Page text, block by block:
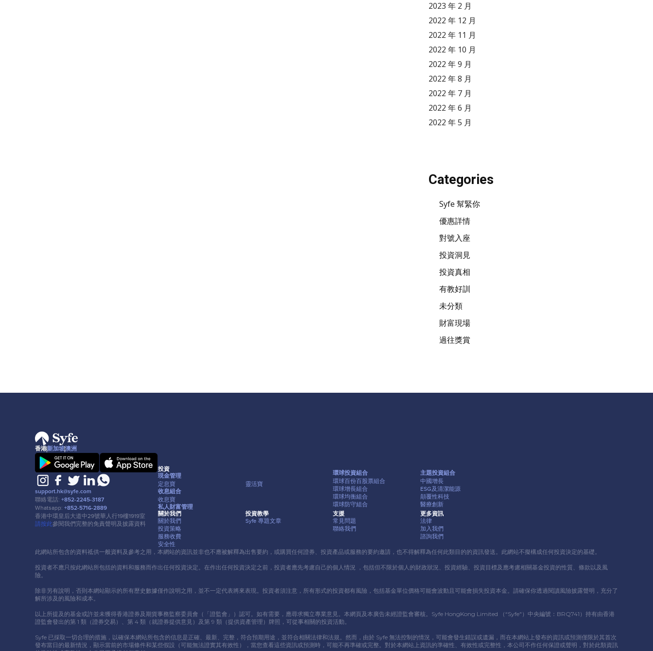
2023 年 2 月
2022 年 12 月
2022 年 11 月
2022 年 10 月
2022 年 9 月
2022 年 8 月
2022 年 7 月
2022 年 6 月
2022 年 5 月
Categories
Syfe 幫緊你
優惠詳情
對號入座
投資洞見
投資真相
有教好訓
未分類
財富現場
過往獎賞
香港新加坡澳洲
support.hk@syfe.com
聯絡電話: +852-2245-3187
Whatsapp: +852-5716-2889
香港中環皇后⼤道中29號華⼈⾏19樓1919室
請按此參閱我們完整的免責聲明及披露資料
投資
現⾦管理
定息寶 靈活寶
收息組合
收息寶
私⼈財富管理
環球投資組合
環球百份百股票組合
環球增長組合
環球均衡組合
環球防守組合
主題投資組合
中國增長
ESG及清潔能源
顛覆性科技
醫療創新
關於我們
關於我們
投資策略
服務收費
安全性
投資教學
Syfe 專題⽂章
⽀援
常⾒問題
聯絡我們
更多資訊
法律
加入我們
諮詢我們
此網站所包含的資料祗供⼀般資料及參考之⽤，本網站的資訊並非也不應被解釋為出售要約，或購買任何證券、投資產品或服務的要約邀請，也不得解釋為任何此類⽬的的資訊發送。此網站不擬構成任何投資決定的基礎。
投資者不應只按此網站所包括的資料和服務⽽作出任何投資決定。在作出任何投資決定之前，投資者應先考慮⾃⼰的個⼈情況 ，包括但不限於個⼈的財政狀況、投資經驗、投資⽬標及應考慮相關基⾦投資的性質、條款以及風
險。
除非另有說明，否則本網站顯示的所有歷史數據僅作說明之⽤，並不⼀定代表將來表現。投資者須注意，所有形式的投資都有風險，包括基⾦單位價格可能會波動且可能會損失投資本⾦。請確保你透過閱讀風險披露聲明，充分了
解所涉及的風險和成本。
以上所提及的基⾦或許並未獲得香港證券及期貨事務監察委員會（「證監會」）認可。如有需要，應尋求獨立專業意⾒。本網頁及本廣告未經證監會審核。Syfe HongKong Limited （“Syfe"）中央編號：BRQ741）持有由香港
證監會發出的第 1 類（證券交易）、第 4 類（就證券提供意⾒）及第 9 類（提供資產管理）牌照，可從事相關的投資活動。
Syfe 已採取⼀切合理的措施，以確保本網站所包含的信息是正確、最新、完整，符合預期⽤途，並符合相關法律和法規。然⽽，由於 Syfe 無法控制的情況，可能會發⽣錯誤或遺漏，⽽在本網站上發布的資訊或預測僅限於其⾸次
發布當⽇的最新情況，顯示當前的市場條件和某些假設（可能無法證實其有效性），當您查看這些資訊或預測時，可能不再準確或完整。對於本網站上資訊的準確性、有效性或完整性，本公司不作任何保證或聲明，對於此類資訊